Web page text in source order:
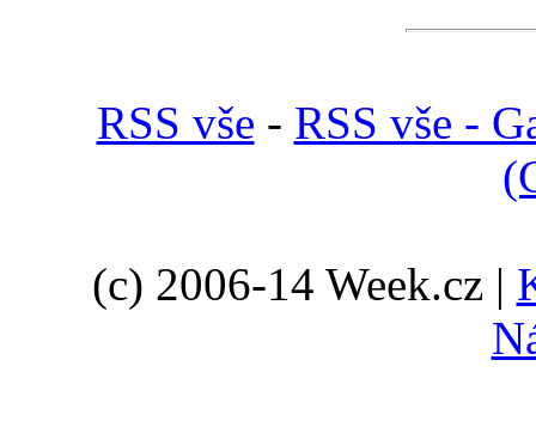
RSS vše - RSS vše -
(c) 2006-14 Week.cz |